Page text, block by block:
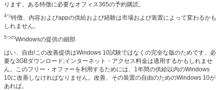
ります。ある特徴に必要なオフィス365の予約購読。
4つ特徴、内容およびappの供給および経験は市場および装置によって変わるかも
しれません。
5つのWindowsの提供の細部
はい、自由!この改善提供はWindows 10試験ではなくの完全な版のためです。必
要な3GBダウンロード;インターネット・アクセス料金は適用するかもしれませ
ん。このフリー・オファーを利用するためには、1年間の供給以内のWindows
10に改善しなければなりません。改善、その装置の自由のためのWindows 10が
あれば。